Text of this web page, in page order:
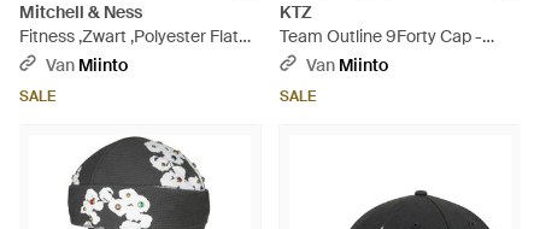
Mitchell & Ness
Fitness ,Zwart ,Polyester Flat
Brim Cap Nhl Team 2 Tone 2.0
Van Miinto
SALE
KTZ
Team Outline 9Forty Cap -
Naturel
Van Miinto
SALE